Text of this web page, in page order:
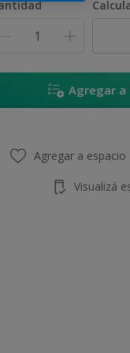
Agregar a
Agregar a espacio
Visualizá